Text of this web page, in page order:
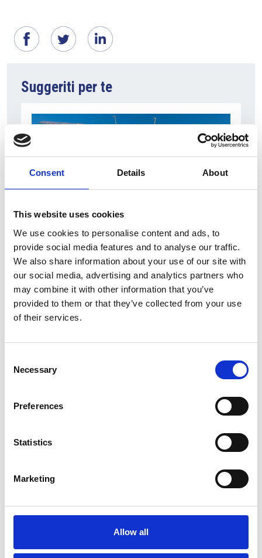
Consent Details About
This website uses cookies
We use cookies to personalise content and ads, to
provide social media features and to analyse our traffic.
We also share information about your use of our site with
our social media, advertising and analytics partners who
may combine it with other information that you’ve
provided to them or that they’ve collected from your use
of their services.
Selection
Necessary
Preferences
Statistics
Marketing
Allow all
Suggeriti per te
7 Agosto 2026
Nel primo semestre è aumentata fortemente la
costruzione di nuove abitazioni
Repubblica Ceca
La Škoda avvia la produzione del suo SUV Peaq